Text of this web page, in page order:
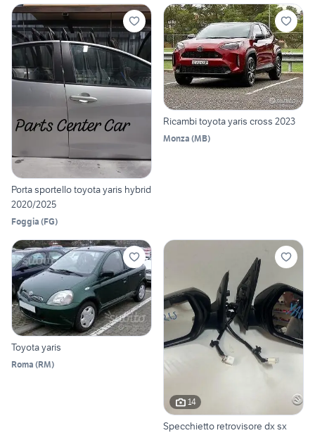
Porta sportello toyota yaris hybrid
2020/2025
Foggia (FG)
Ricambi toyota yaris cross 2023
Monza (MB)
Toyota yaris
Roma (RM)
14
Specchietto retrovisore dx sx